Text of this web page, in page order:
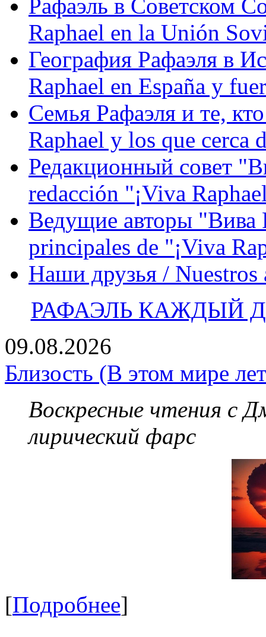
Рафаэль в Советском
Raphael en la Unión
География Рафаэля в
Raphael en España y
Семья Рафаэля и те,
Raphael y los que cerca
Редакционный совет
redacción "¡Viva
Ведущие авторы "Вива
principales de "¡Viva
Наши друзья / Nuestros
РАФАЭЛЬ КАЖДЫЙ
09.08.2026
Близость (В этом мире
Воскресные чтения с
лирический фарс
[Подробнее]